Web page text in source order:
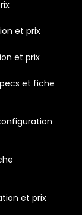
et prix
et prix
et fiche
et prix